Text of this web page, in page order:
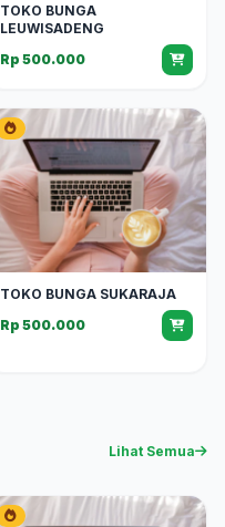
TOKO BUNGA
LEUWISADENG
Rp 500.000
TOKO BUNGA SUKARAJA
Rp 500.000
Lihat Semua